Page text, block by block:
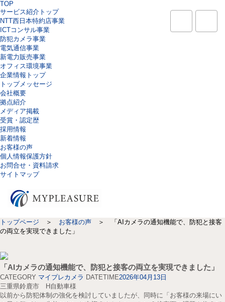
TOP
サービス紹介トップ
NTT西日本特約店事業
ICTコンサル事業
防犯カメラ事業
電気通信事業
新電力販売事業
オフィス環境事業
企業情報トップ
トップメッセージ
会社概要
拠点紹介
メディア掲載
受賞・認定歴
採用情報
新着情報
お客様の声
個人情報保護方針
お問合せ・資料請求
サイトマップ
トップページ ＞ お客様の声 ＞ 「AIカメラの通知機能で、防犯と接客
の両立を実現できました」
「AIカメラの通知機能で、防犯と接客の両立を実現できました」
CATEGORY マイプレカメラ DATETIME2026年04月13日
三重県鈴鹿市 H自動車様
以前から防犯体制の強化を検討していましたが、同時に「お客様の来場にい